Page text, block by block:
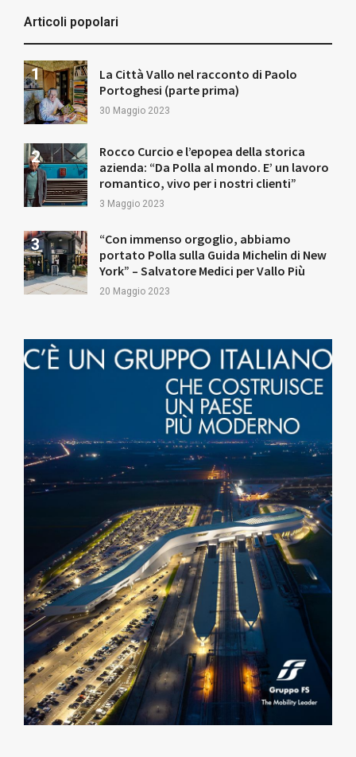
Articoli popolari
La Città Vallo nel racconto di Paolo
Portoghesi (parte prima)
30 Maggio 2023
Rocco Curcio e l’epopea della storica
azienda: “Da Polla al mondo. E’ un lavoro
romantico, vivo per i nostri clienti”
3 Maggio 2023
“Con immenso orgoglio, abbiamo
portato Polla sulla Guida Michelin di New
York” – Salvatore Medici per Vallo Più
20 Maggio 2023